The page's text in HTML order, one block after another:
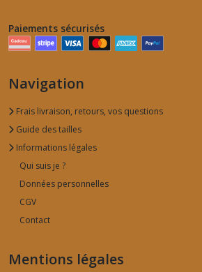
Paiements sécurisés
Navigation
Frais livraison, retours, vos questions
Guide des tailles
Informations légales
Qui suis je ?
Données personnelles
CGV
Contact
Mentions légales